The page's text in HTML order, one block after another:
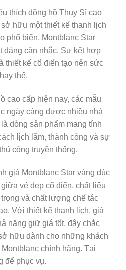
thích đồng hồ Thụy Sĩ cao
hữu một thiết kế thanh lịch
phổ biến, Montblanc Star
đáng cân nhắc. Sự kết hợp
thiết kế cổ điển tạo nên sức
thế.
cao cấp hiện nay, các mẫu
ngày càng được nhiều nhà
dòng sản phẩm mang tính
lịch lãm, thành công và sự
công truyền thống.
giá Montblanc Star vàng đúc
vẻ đẹp cổ điển, chất liệu
và chất lượng chế tác
Với thiết kế thanh lịch, giá
năng giữ giá tốt, đây chắc
hữu dành cho những khách
chính hãng. Tại
để phục vụ.